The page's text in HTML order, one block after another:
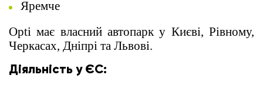
Яремче
Opti має власний автопарк у Києві, Рівному,
Черкасах, Дніпрі та Львові.
Діяльність у ЄС: